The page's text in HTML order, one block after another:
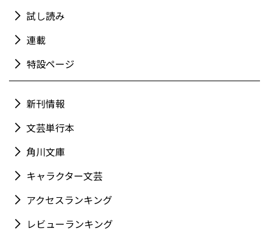
試し読み
連載
特設ページ
新刊情報
文芸単行本
角川文庫
キャラクター文芸
アクセスランキング
レビューランキング